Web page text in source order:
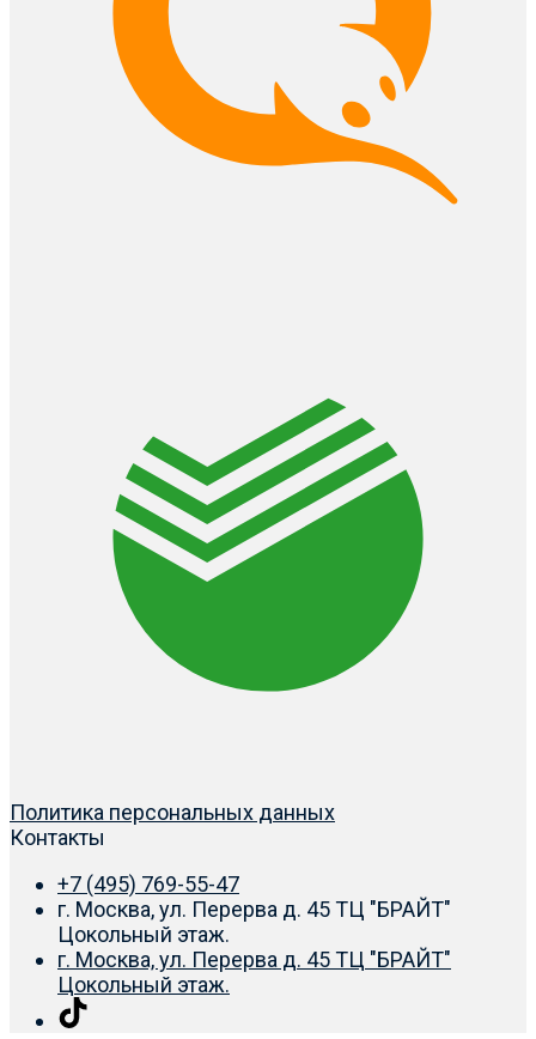
Политика персональных данных
Контакты
+7 (495) 769-55-47
г. Москва, ул. Перерва д. 45 ТЦ "БРАЙТ"
Цокольный этаж.
г. Москва, ул. Перерва д. 45 ТЦ "БРАЙТ"
Цокольный этаж.